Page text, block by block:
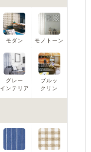
モダン モノトーン
グレー
インテリア
ブルッ
クリン